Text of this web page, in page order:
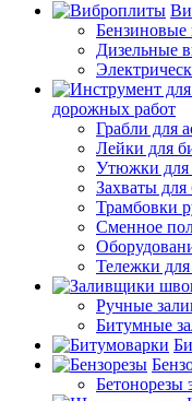
Дизельные
дорожных работ
Грабли для
Лейки для
Утюжки для
Захваты
Трамбовки
Сменное
Тележки для
Ручные
Битумные
Бетонорезы